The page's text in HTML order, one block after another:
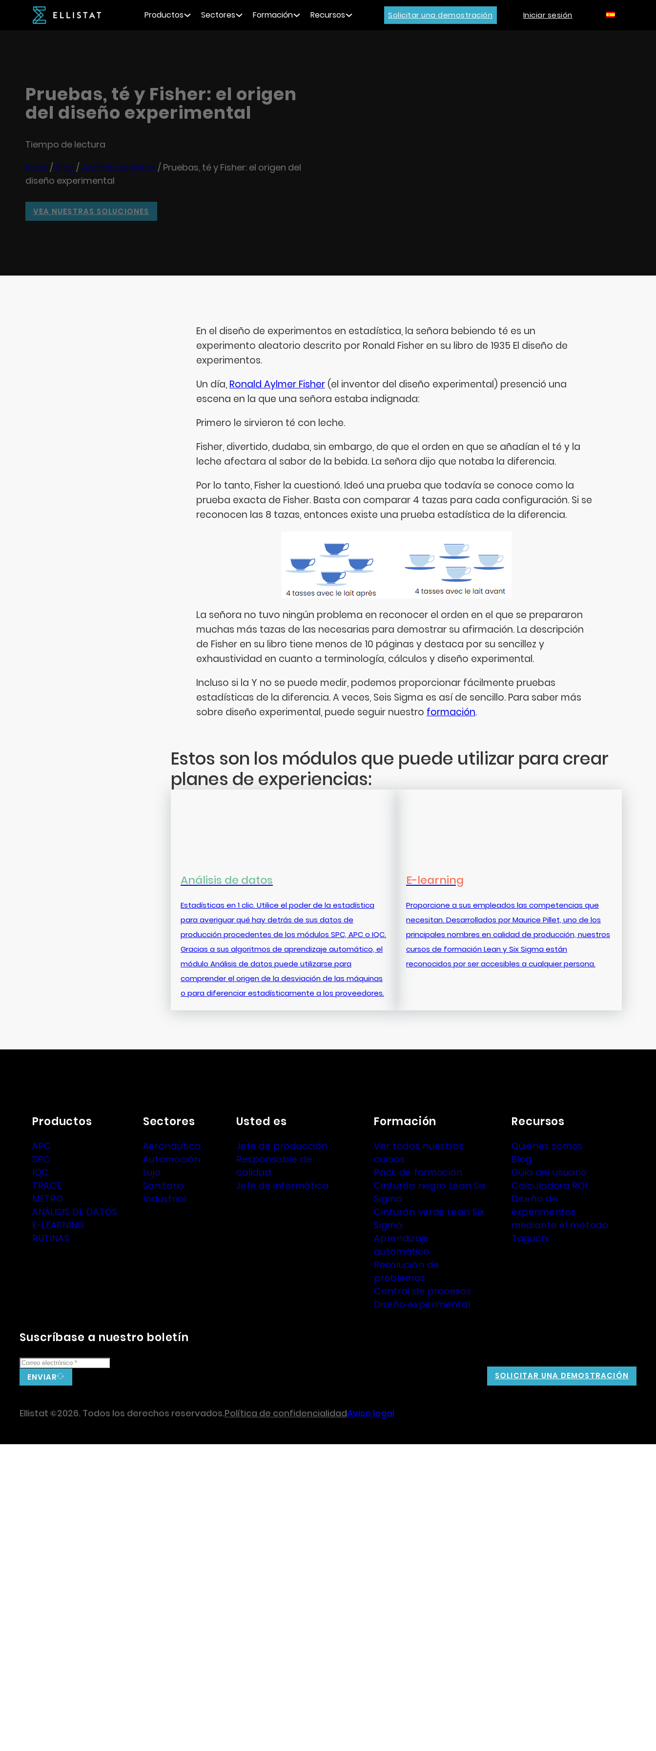
Productos Sectores Formación Recursos Solicitar una demostración Iniciar sesión
Pruebas, té y Fisher: el origen
del diseño experimental
Tiempo de lectura
Inicio / Blog /Análisis de datos / Pruebas, té y Fisher: el origen del
diseño experimental
VEA NUESTRAS SOLUCIONES
En el diseño de experimentos en estadística, la señora bebiendo té es un
experimento aleatorio descrito por Ronald Fisher en su libro de 1935 El diseño de
experimentos.
Un día, Ronald Aylmer Fisher (el inventor del diseño experimental) presenció una
escena en la que una señora estaba indignada:
Primero le sirvieron té con leche.
Fisher, divertido, dudaba, sin embargo, de que el orden en que se añadían el té y la
leche afectara al sabor de la bebida. La señora dijo que notaba la diferencia.
Por lo tanto, Fisher la cuestionó. Ideó una prueba que todavía se conoce como la
prueba exacta de Fisher. Basta con comparar 4 tazas para cada configuración. Si se
reconocen las 8 tazas, entonces existe una prueba estadística de la diferencia.
La señora no tuvo ningún problema en reconocer el orden en el que se prepararon
muchas más tazas de las necesarias para demostrar su afirmación. La descripción
de Fisher en su libro tiene menos de 10 páginas y destaca por su sencillez y
exhaustividad en cuanto a terminología, cálculos y diseño experimental.
Incluso si la Y no se puede medir, podemos proporcionar fácilmente pruebas
estadísticas de la diferencia. A veces, Seis Sigma es así de sencillo. Para saber más
sobre diseño experimental, puede seguir nuestro formación.
Estos son los módulos que puede utilizar para crear
planes de experiencias:
Análisis de datos
Estadísticas en 1 clic. Utilice el poder de la estadística
para averiguar qué hay detrás de sus datos de
producción procedentes de los módulos SPC, APC o IQC.
Gracias a sus algoritmos de aprendizaje automático, el
módulo Análisis de datos puede utilizarse para
comprender el origen de la desviación de las máquinas
o para diferenciar estadísticamente a los proveedores.
E-learning
Proporcione a sus empleados las competencias que
necesitan. Desarrollados por Maurice Pillet, uno de los
principales nombres en calidad de producción, nuestros
cursos de formación Lean y Six Sigma están
reconocidos por ser accesibles a cualquier persona.
Productos
APC
SPC
IQC
TRACE
METRO
ANÁLISIS DE DATOS
E-LEARNING
RUTINAS
Sectores
Aeronáutica
Automoción
Lujo
Sanitario
Industrial
Usted es
Jefe de producción
Responsable de
calidad
Jefe de informática
Formación
Ver todos nuestros
cursos
Pack de formación
Cinturón negro Lean Six
Sigma
Cinturón verde Lean Six
Sigma
Aprendizaje
automático
Resolución de
problemas
Control de procesos
Diseño experimental
Recursos
Quiénes somos
Blog
Guía del usuario
Calculadora ROI
Diseño de
experimentos
mediante el método
Taguchi
Suscríbase a nuestro boletín
ENVIAR SOLICITAR UNA DEMOSTRACIÓN
Ellistat ©2026. Todos los derechos reservados.Política de confidencialidadAviso legal